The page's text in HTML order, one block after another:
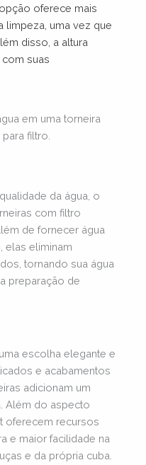
oferece mais
limpeza, uma vez que
disso, a altura
suas
da água, o
com filtro
de fornecer água
elas eliminam
tornando sua água
preparação de
escolha elegante e
e acabamentos
adicionam um
Além do aspecto
oferecem recursos
e maior facilidade na
e da própria cuba.